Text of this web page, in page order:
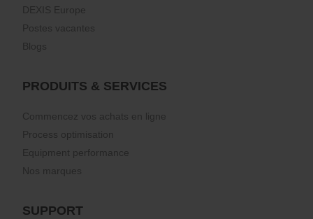
DEXIS Europe
Postes vacantes
Blogs
PRODUITS & SERVICES
Commencez vos achats en ligne
Process optimisation
Equipment performance
Nos marques
SUPPORT